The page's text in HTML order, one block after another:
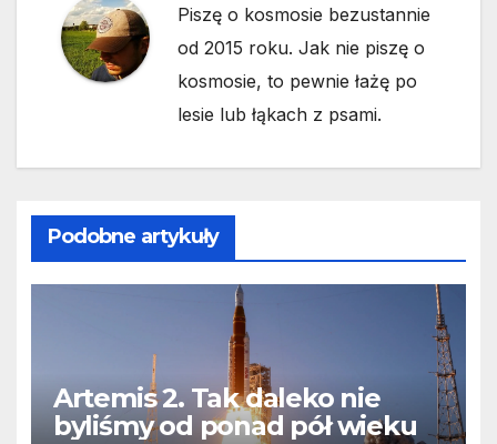
Piszę o kosmosie bezustannie
od 2015 roku. Jak nie piszę o
kosmosie, to pewnie łażę po
lesie lub łąkach z psami.
Podobne artykuły
Artemis 2. Tak daleko nie
byliśmy od ponad pół wieku